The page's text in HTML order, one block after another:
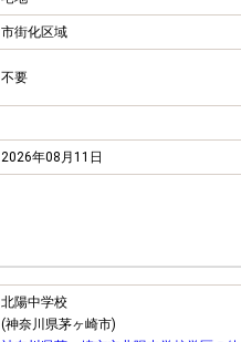
市街化区域
不要
2026年08月11日
北陽中学校
(神奈川県茅ヶ崎市)